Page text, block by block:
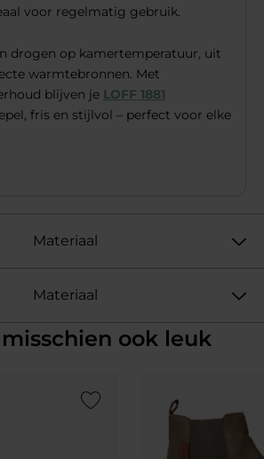
voor regelmatig gebruik.
drogen op kamertemperatuur, uit
warmtebronnen. Met
blijven je LOFF 1881
fris en stijlvol – perfect voor elke
Materiaal
Materiaal
ook leuk
Add to Wishlist